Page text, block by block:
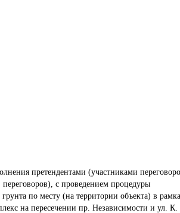
претендентами (участниками
переговоров), с проведением процедуры
по месту (на территории объекта) в
на пересечении пр. Независимости и ул. К.